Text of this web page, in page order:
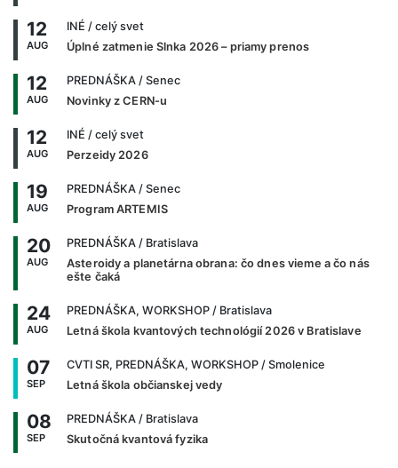
12
AUG
INÉ / celý svet
Úplné zatmenie Slnka 2026 – priamy prenos
12
AUG
PREDNÁŠKA / Senec
Novinky z CERN-u
12
AUG
INÉ / celý svet
Perzeidy 2026
19
AUG
PREDNÁŠKA / Senec
Program ARTEMIS
20
AUG
PREDNÁŠKA / Bratislava
Asteroidy a planetárna obrana: čo dnes vieme a čo nás
ešte čaká
24
AUG
PREDNÁŠKA, WORKSHOP / Bratislava
Letná škola kvantových technológií 2026 v Bratislave
07
SEP
CVTI SR, PREDNÁŠKA, WORKSHOP / Smolenice
Letná škola občianskej vedy
08
SEP
PREDNÁŠKA / Bratislava
Skutočná kvantová fyzika